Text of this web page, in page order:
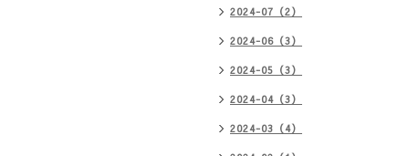
2024-07（2）
2024-06（3）
2024-05（3）
2024-04（3）
2024-03（4）